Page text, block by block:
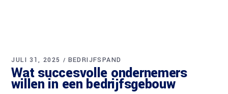
JULI 31, 2025 BEDRIJFSPAND
Wat succesvolle ondernemers
willen in een bedrijfsgebouw